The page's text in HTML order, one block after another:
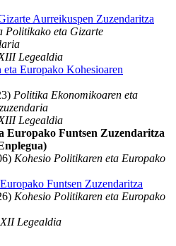
Aurreikuspen Zuzendaritza
Politikako eta Gizarte
Legealdia
Europako Kohesioaren
Politika Ekonomikoaren eta
Legealdia
Europako Funtsen Zuzendaritza
Kohesio Politikaren eta Europako
Funtsen Zuzendaritza
Kohesio Politikaren eta Europako
XII Legealdia